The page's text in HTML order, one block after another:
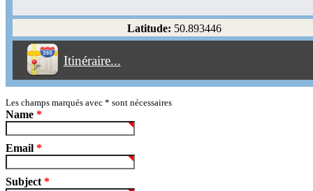
Latitude: 50.893446
Itinéraire...
Éviter les autoroutes
Éviter les péages
Partir! Reset
Les champs marqués avec * sont nécessaires
Name *
Email *
Subject *